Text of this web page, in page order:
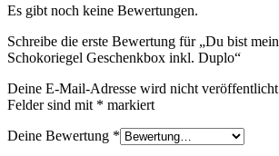
Es gibt noch keine Bewertungen.
Schreibe die erste Bewertung für „Du bist
Schokoriegel Geschenkbox inkl. Duplo“
Deine E-Mail-Adresse wird nicht
Felder sind mit * markiert
Deine Bewertung *